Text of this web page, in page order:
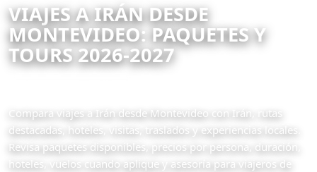
VIAJES A IRÁN DESDE
MONTEVIDEO: PAQUETES Y
TOURS 2026-2027
Compara viajes a Irán desde Montevideo con Irán, rutas
destacadas, hoteles, visitas, traslados y experiencias locales.
Revisa paquetes disponibles, precios por persona, duración,
hoteles, vuelos cuando aplique y asesoría para viajeros de